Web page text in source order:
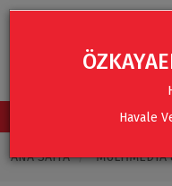
TÜM KATEGORİLER
ANA SAYFA
Havale